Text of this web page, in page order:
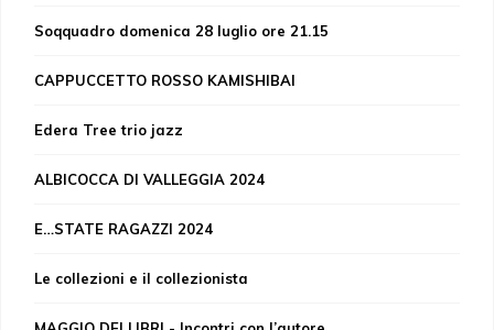
Soqquadro domenica 28 luglio ore 21.15
CAPPUCCETTO ROSSO KAMISHIBAI
Edera Tree trio jazz
ALBICOCCA DI VALLEGGIA 2024
E…STATE RAGAZZI 2024
Le collezioni e il collezionista